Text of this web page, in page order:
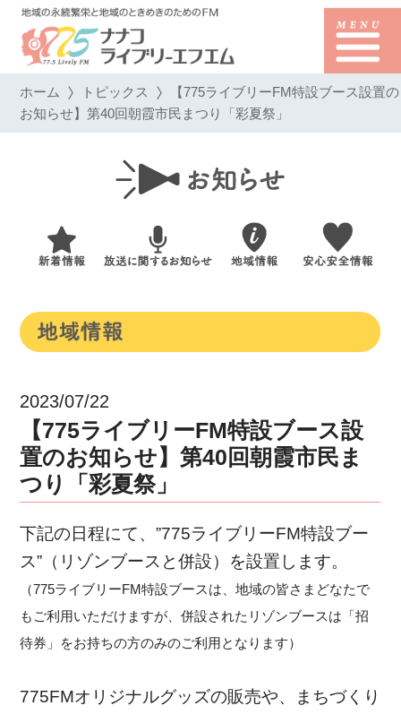
ホーム トピックス 【775ライブリーFM特設ブース設置の
お知らせ】第40回朝霞市民まつり「彩夏祭」
2023/07/22
【775ライブリーFM特設ブース設
置のお知らせ】第40回朝霞市民ま
つり「彩夏祭」
下記の日程にて、”775ライブリーFM特設ブー
ス”（リゾンブースと併設）を設置します。
（775ライブリーFM特設ブースは、地域の皆さまどなたで
もご利用いただけますが、併設されたリゾンブースは「招
待券」をお持ちの方のみのご利用となります）
775FMオリジナルグッズの販売や、まちづくり